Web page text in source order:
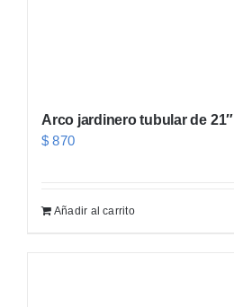
Arco jardinero tubular de 21″
$ 870
Añadir al carrito